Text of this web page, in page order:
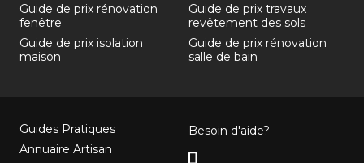
Guide de prix rénovation
fenêtre
Guide de prix isolation
maison
Guide de prix travaux
revêtement des sols
Guide de prix rénovation
salle de bain
Guides Pratiques
Annuaire Artisan
Besoin d'aide?